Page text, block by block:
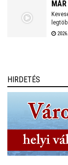
HIRDETÉS